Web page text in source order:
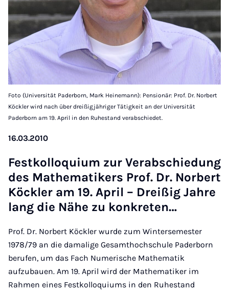
Foto (Universität Paderborn, Mark Heinemann): Pensionär: Prof. Dr. Norbert
Köckler wird nach über dreißigjähriger Tätigkeit an der Universität
Paderborn am 19. April in den Ruhestand verabschiedet.
16.03.2010
Festkolloqui­um zur Ver­ab­schiedung
des Math­em­atikers Prof. Dr. Norbert
Köck­ler am 19. April – Dreißig Jahre
lang die Nähe zu konkre­ten…
Prof. Dr. Norbert Köckler wurde zum Wintersemester
1978/79 an die damalige Gesamthochschule Paderborn
berufen, um das Fach Numerische Mathematik
aufzubauen. Am 19. April wird der Mathematiker im
Rahmen eines Festkolloquiums in den Ruhestand